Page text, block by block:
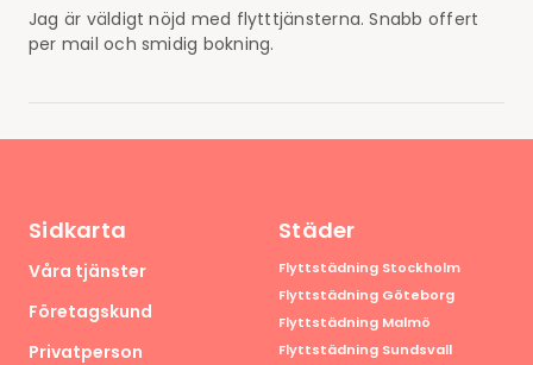
Jag är väldigt nöjd med flytttjänsterna. Snabb offert
per mail och smidig bokning.
Sidkarta
Våra tjänster
Företagskund
Privatperson
Städer
Flyttstädning Stockholm
Flyttstädning Göteborg
Flyttstädning Malmö
Flyttstädning Sundsvall